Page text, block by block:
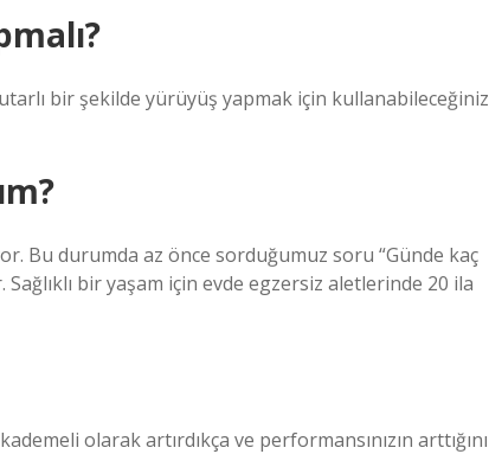
bir şekilde yürüyüş yapmak için kullanabileceğiniz
Bu durumda az önce sorduğumuz soru “Günde kaç
Sağlıklı bir yaşam için evde egzersiz aletlerinde 20 ila
olarak artırdıkça ve performansınızın arttığını